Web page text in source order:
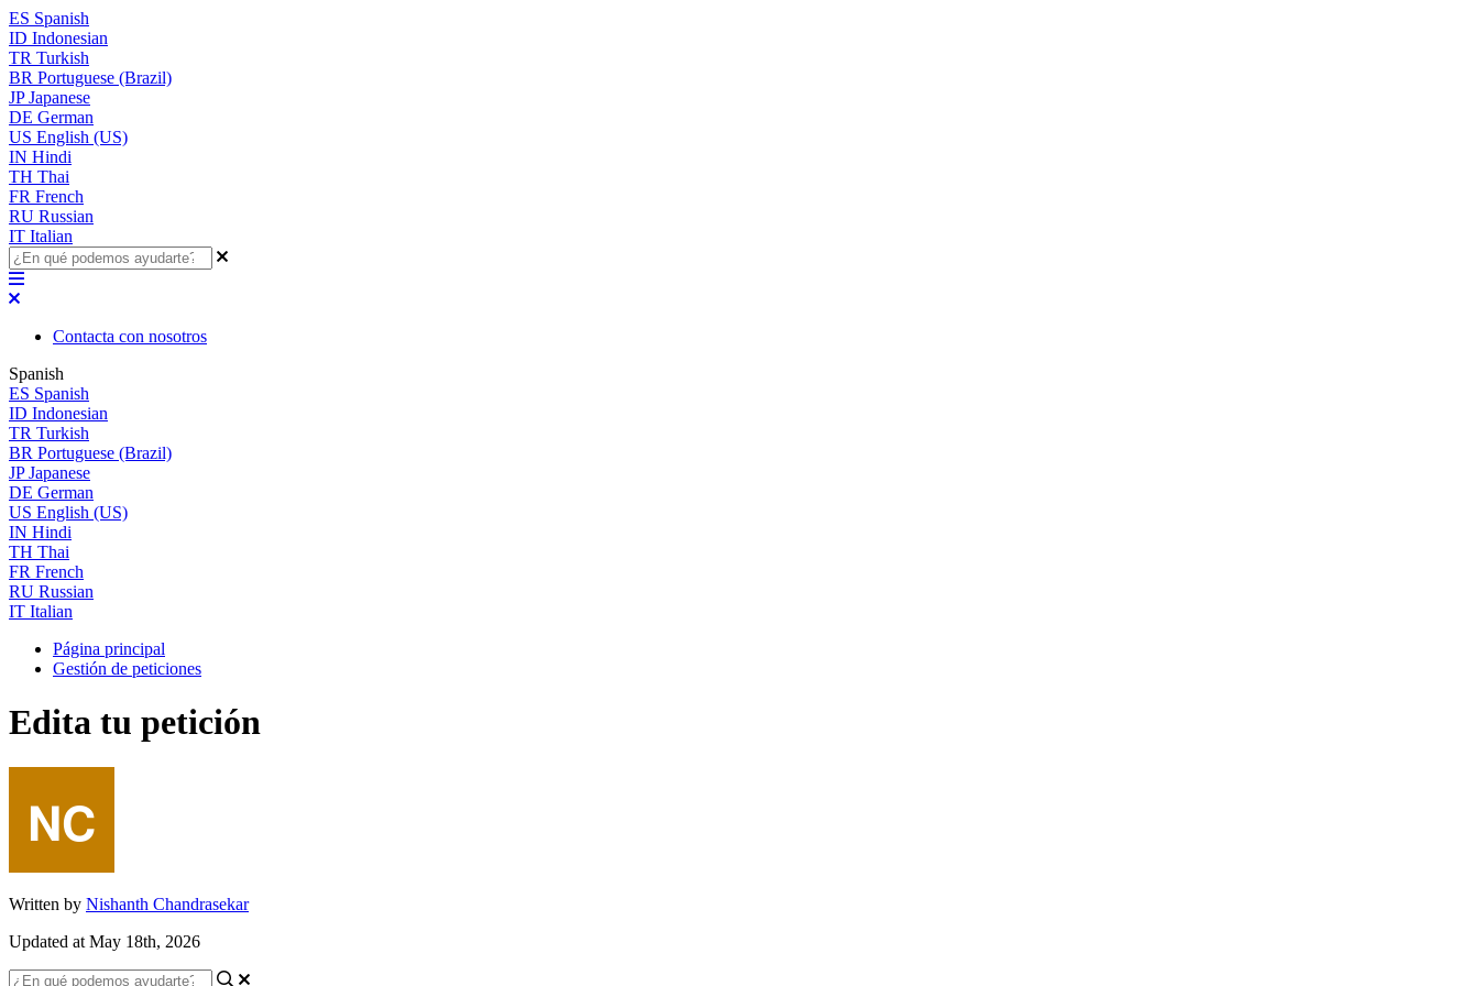
ES Spanish
ID Indonesian
TR Turkish
BR Portuguese (Brazil)
JP Japanese
DE German
US English (US)
IN Hindi
TH Thai
FR French
RU Russian
IT Italian
Contacta con nosotros
Spanish
ES Spanish
ID Indonesian
TR Turkish
BR Portuguese (Brazil)
JP Japanese
DE German
US English (US)
IN Hindi
TH Thai
FR French
RU Russian
IT Italian
Página principal
Gestión de peticiones
Edita tu petición
Written by Nishanth Chandrasekar
Updated at May 18th, 2026